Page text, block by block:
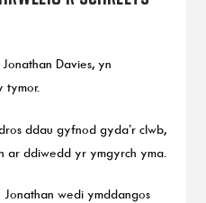
Davies, yn
tymor.
ddau gyfnod gyda’r clwb,
ar ddiwedd yr ymgyrch yma.
wedi ymddangos